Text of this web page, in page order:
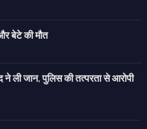
बेटे की मौत
ने ली जान, पुलिस की तत्परता से आरोपी